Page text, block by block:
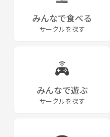
みんなで食べる
サークルを探す
みんなで遊ぶ
サークルを探す